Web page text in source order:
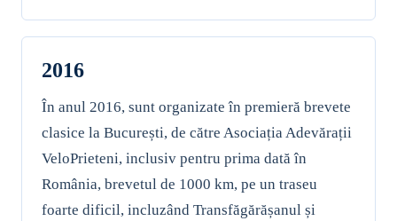
2016
În anul 2016, sunt organizate în premieră brevete
clasice la București, de către Asociația Adevărații
VeloPrieteni, inclusiv pentru prima dată în
România, brevetul de 1000 km, pe un traseu
foarte dificil, incluzând Transfăgărășanul și